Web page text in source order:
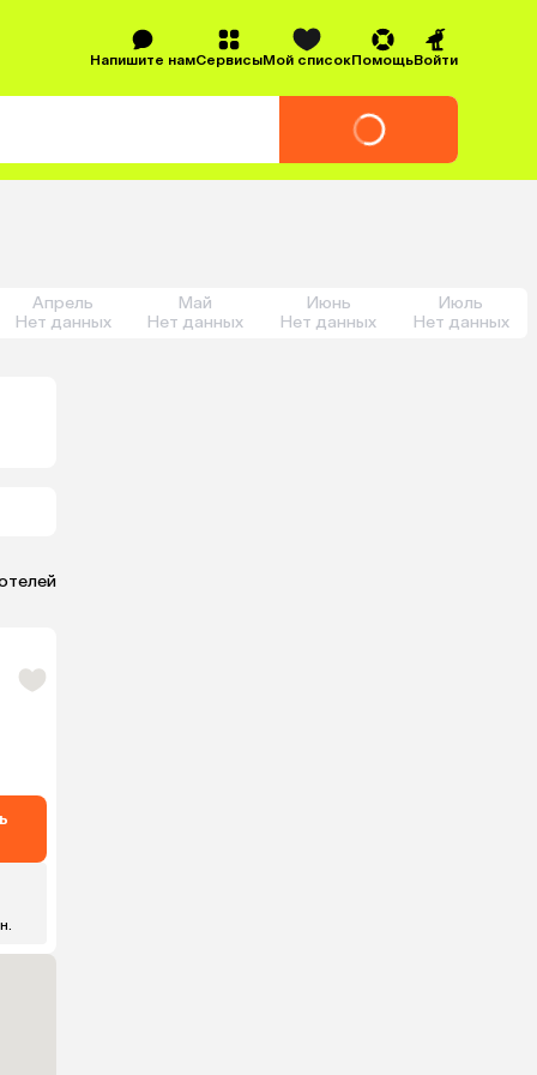
Напишите намСервисыМой списокПомощьВойти
Апрель
Нет данных
Май
Нет данных
Июнь
Нет данных
Июль
Нет данных